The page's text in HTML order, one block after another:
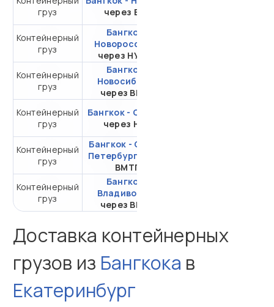
груз
через ВСК
Контейнерный
груз
Бангкок -
Новороссийск
через НУТЭП
Контейнерный
груз
Бангкок -
Новосибирск
через ВМТП
Контейнерный
груз
Бангкок - Самара
через НЛЭ
Контейнерный
груз
Бангкок - Санкт-
Петербург
ВМТП
Контейнерный
груз
Бангкок -
Владивосток
через ВМТП
Доставка контейнерных
грузов из Бангкока в
Екатеринбург